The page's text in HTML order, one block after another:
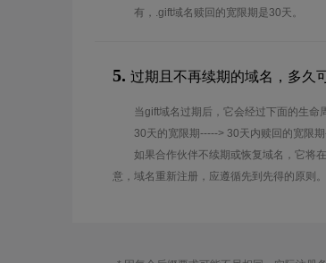
有，.gift域名赎回的宽限期是30天。
5. 过期且不再续期的域名，多久
当gift域名过期后，它会经过下面的生命
30天的宽限期-----> 30天内赎回的宽限
如果合作伙伴不续期或恢复域名，它将
意，域名重新注册，应遵循先到先得的原则。